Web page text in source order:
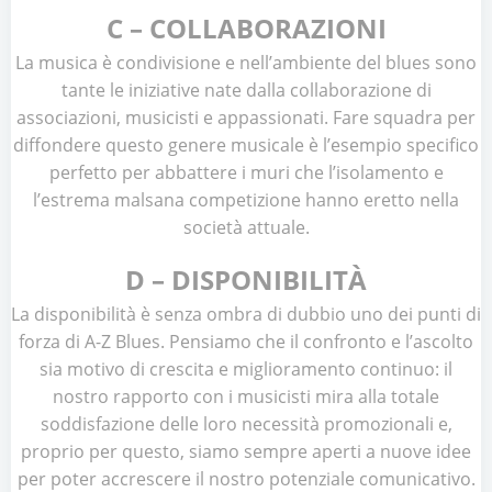
C – COLLABORAZIONI
La musica è condivisione e nell’ambiente del blues sono
tante le iniziative nate dalla collaborazione di
associazioni, musicisti e appassionati. Fare squadra per
diffondere questo genere musicale è l’esempio specifico
perfetto per abbattere i muri che l’isolamento e
l’estrema malsana competizione hanno eretto nella
società attuale.
D – DISPONIBILITÀ
La disponibilità è senza ombra di dubbio uno dei punti di
forza di A-Z Blues. Pensiamo che il confronto e l’ascolto
sia motivo di crescita e miglioramento continuo: il
nostro rapporto con i musicisti mira alla totale
soddisfazione delle loro necessità promozionali e,
proprio per questo, siamo sempre aperti a nuove idee
per poter accrescere il nostro potenziale comunicativo.